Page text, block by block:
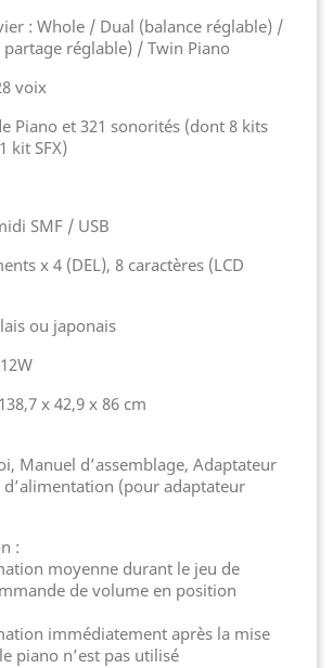
: Whole / Dual (balance réglable) /
réglable) / Twin Piano
voix
Piano et 321 sonorités (dont 8 kits
kit SFX)
SMF / USB
x 4 (DEL), 8 caractères (LCD
ou japonais
x 42,9 x 86 cm
Manuel d’assemblage, Adaptateur
d’alimentation (pour adaptateur
:
moyenne durant le jeu de
de volume en position
immédiatement après la mise
piano n’est pas utilisé